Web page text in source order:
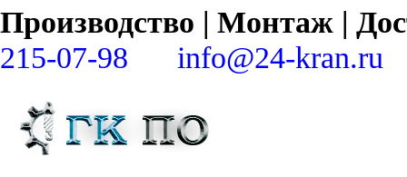
Производство | Монтаж |
215-07-98
info@24-kran.ru